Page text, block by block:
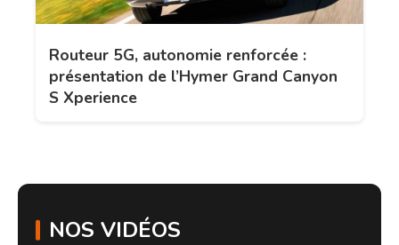
Routeur 5G, autonomie renforcée :
présentation de l’Hymer Grand Canyon
S Xperience
NOS VIDÉOS